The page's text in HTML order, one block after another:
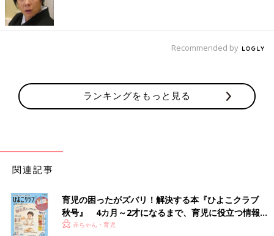
Recommended by
ランキングをもっと見る
関連記事
育児の困ったがズバリ！解決する本『ひよこクラブ
秋号』 4カ月～2才になるまで、育児に役立つ情報が
いっぱい！
赤ちゃん・育児